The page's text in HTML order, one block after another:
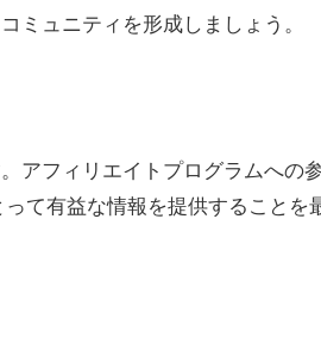
ミュニティを形成しましょう。
アフィリエイトプログラムへの
て有益な情報を提供することを